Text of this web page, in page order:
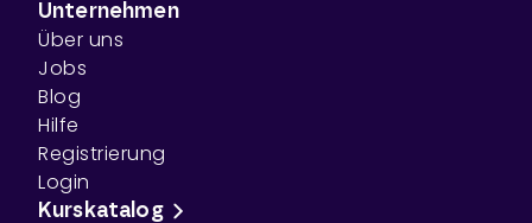
Unternehmen
Über uns
Jobs
Blog
Hilfe
Registrierung
Login
Kurskatalog